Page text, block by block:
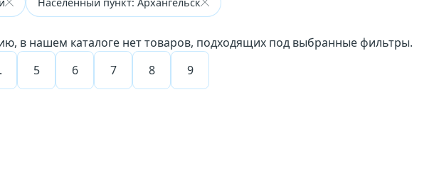
в нашем каталоге нет товаров, подходящих под выбранные фильтры.
5 6 7 8 9